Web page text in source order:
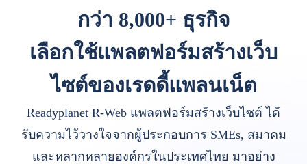
กว่า 8,000+ ธุรกิจ
เลือกใช้แพลตฟอร์มสร้างเว็บ
ไซต์ของเรดดี้แพลนเน็ต
Readyplanet R-Web แพลตฟอร์มสร้างเว็บไซต์ ได้
รับความไว้วางใจจากผู้ประกอบการ SMEs, สมาคม
และหลากหลายองค์กรในประเทศไทย มาอย่าง